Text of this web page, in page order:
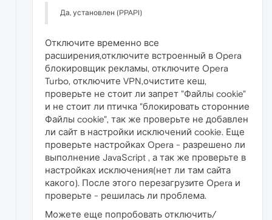
Да, установлен (PPAPI)
Отключите временно все
расширения,отключите встроенный в Opera
блокировщик рекламы, отключите Opera
Turbo, отключите VPN,очистите кеш,
проверьте не стоит ли запрет "Файлы cookie"
и не стоит ли птичка "блокировать сторонние
Файлы cookie", так же проверьте не добавлен
ли сайт в настройки исключений cookie. Еще
проверьте настройках Opera - разрешено ли
выполнение JavaScript , а так же проверьте в
настройках исключения(нет ли там сайта
какого). После этого перезагрузите Opera и
проверьте - решилась ли проблема.
Можете еще попробовать отключить/